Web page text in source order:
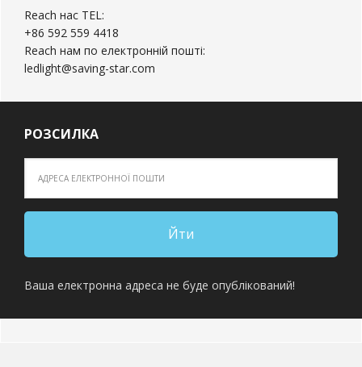
Reach нас TEL:
+86 592 559 4418
Reach нам по електронній пошті:
ledlight@saving-star.com
РОЗСИЛКА
Ваша електронна адреса не буде опублікований!